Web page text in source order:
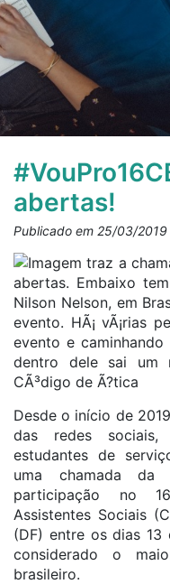
abertas!
Publicado em 25/03/2019
Desde o início de
das redes
estudantes de
uma chamada da
participação no
Assistentes Sociais
(DF) entre os dias
considerado o
brasileiro.